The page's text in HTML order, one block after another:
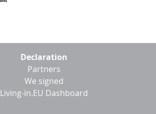
Declaration
Partners
We signed
Living-in.EU Dashboard